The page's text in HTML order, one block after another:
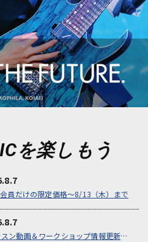
を楽しもう
員だけの限定価格～8/13（木）まで
イケベライブレッスン｜新着レッスン動画＆ワークショップ情報更新！限定無料動画で練習しよう♪